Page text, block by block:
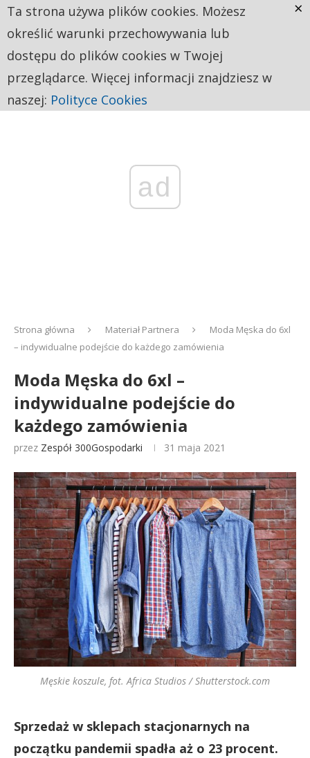
ad
Strona główna Materiał Partnera
Moda Męska do 6xl
– indywidualne podejście do każdego zamówienia
Moda Męska do 6xl –
indywidualne podejście do
każdego zamówienia
przez Zespół 300Gospodarki 31 maja 2021
Męskie koszule, fot. Africa Studios / Shutterstock.com
Sprzedaż w sklepach stacjonarnych na
początku pandemii spadła aż o 23 procent.
Ta strona używa plików cookies. Możesz
określić warunki przechowywania lub
dostępu do plików cookies w Twojej
przeglądarce. Więcej informacji znajdziesz w
naszej: Polityce Cookies
×